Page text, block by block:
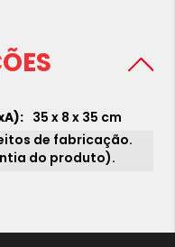
35 x 8 x 35 cm
de fabricação.
do produto).